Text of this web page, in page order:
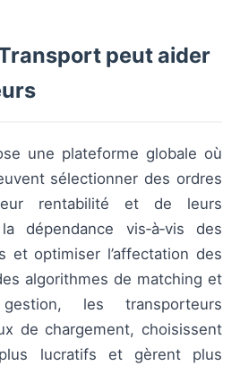
peut aider
une plateforme globale où
sélectionner des ordres
rentabilité et de leurs
dépendance vis‑à‑vis des
et optimiser l’affectation des
algorithmes de matching et
les transporteurs
de chargement, choisissent
lucratifs et gèrent plus